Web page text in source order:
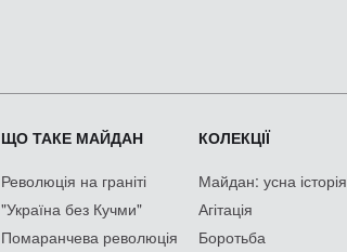
ЩО ТАКЕ МАЙДАН
Революція на граніті
"Україна без Кучми"
Помаранчева революція
КОЛЕКЦІЇ
Майдан: усна історія
Агітація
Боротьба